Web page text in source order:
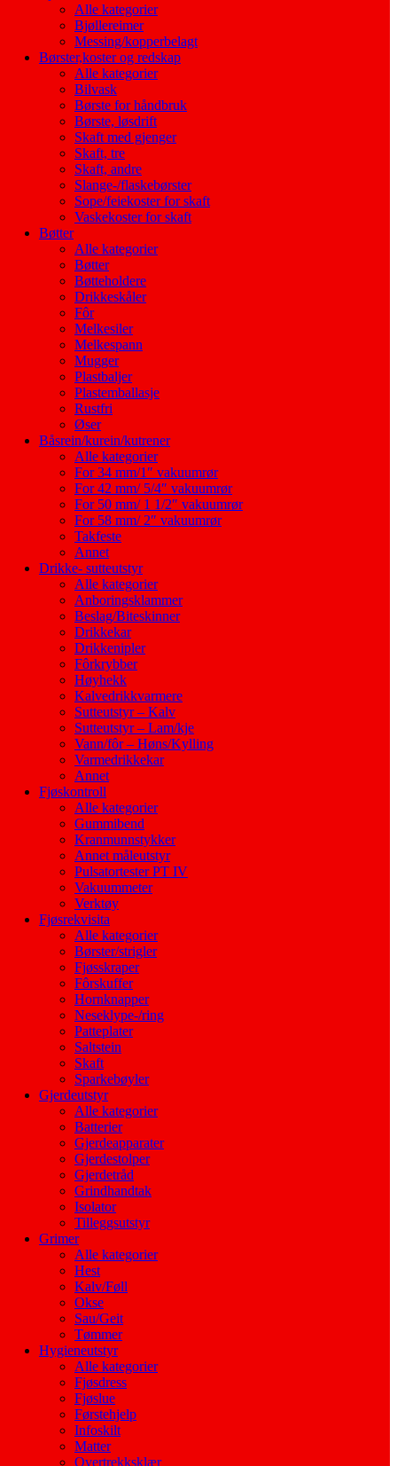
Alle kategorier
Bjøllereimer
Messing/kopperbelagt
Børster,koster og redskap
Alle kategorier
Bilvask
Børste for håndbruk
Børste, løsdrift
Skaft med gjenger
Skaft, tre
Skaft, andre
Slange-/flaskebørster
Sope/feiekoster for skaft
Vaskekoster for skaft
Bøtter
Alle kategorier
Bøtter
Bøtteholdere
Drikkeskåler
Fôr
Melkesiler
Melkespann
Mugger
Plastbaljer
Plastemballasje
Rustfri
Øser
Båsrein/kurein/kutrener
Alle kategorier
For 34 mm/1″ vakuumrør
For 42 mm/ 5/4″ vakuumrør
For 50 mm/ 1 1/2″ vakuumrør
For 58 mm/ 2″ vakuumrør
Takfeste
Annet
Drikke- sutteutstyr
Alle kategorier
Anboringsklammer
Beslag/Biteskinner
Drikkekar
Drikkenipler
Fôrkrybber
Høyhekk
Kalvedrikkvarmere
Sutteutstyr – Kalv
Sutteutstyr – Lam/kje
Vann/fôr – Høns/Kylling
Varmedrikkekar
Annet
Fjøskontroll
Alle kategorier
Gummibend
Kranmunnstykker
Annet måleutstyr
Pulsatortester PT IV
Vakuummeter
Verktøy
Fjøsrekvisita
Alle kategorier
Børster/strigler
Fjøsskraper
Fôrskuffer
Hornknapper
Neseklype-/ring
Patteplater
Saltstein
Skaft
Sparkebøyler
Gjerdeutstyr
Alle kategorier
Batterier
Gjerdeapparater
Gjerdestolper
Gjerdetråd
Grindhandtak
Isolator
Tilleggsutstyr
Grimer
Alle kategorier
Hest
Kalv/Føll
Okse
Sau/Geit
Tømmer
Hygieneutstyr
Alle kategorier
Fjøsdress
Fjøslue
Førstehjelp
Infoskilt
Matter
Overtrekksklær